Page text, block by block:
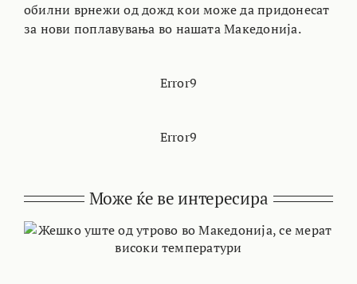
обилни врнежи од дожд кои може да придонесат
за нови поплавувања во нашата Македонија.
Error9
Error9
Може ќе ве интересира